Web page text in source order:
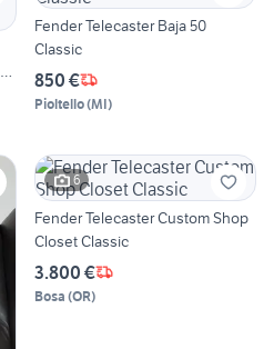
Fender Telecaster Baja 50
Classic
850 €
Pioltello(MI)
6
Fender Telecaster Custom Shop
Closet Classic
3.800 €
Bosa (OR)